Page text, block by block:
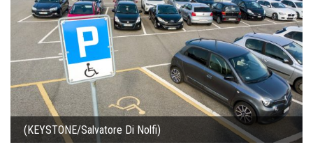
(KEYSTONE/Salvatore Di Nolfi)